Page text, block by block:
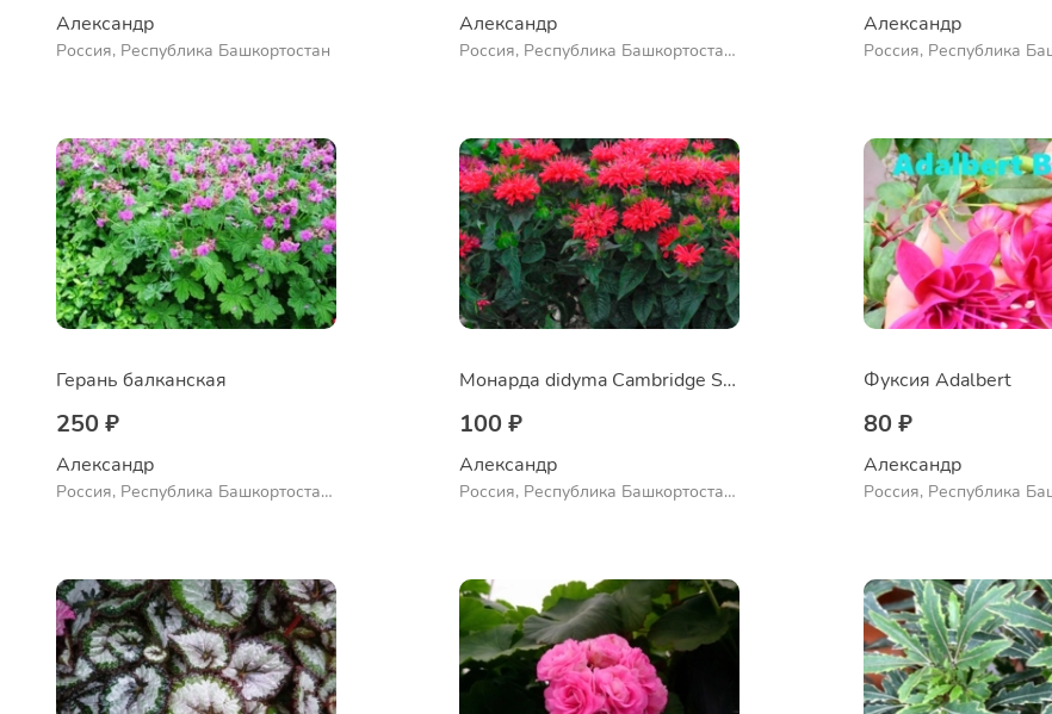
Александр
Россия, Республика Башкортостан
Александр
Россия, Республика Башкортостан,
Александр
Россия, Республика
Герань балканская
250 ₽
Александр
Россия, Республика Башкортостан,
Монарда didyma Cambridge Scarlet
100 ₽
Александр
Россия, Республика Башкортостан,
Фуксия Adalbert
80 ₽
Александр
Россия, Республика